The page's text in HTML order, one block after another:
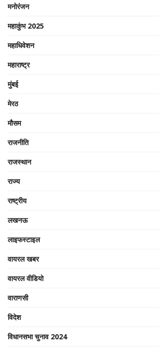
मनोरंजन
महाकुंभ 2025
महाधिवेशन
महाराष्ट्र
मुंबई
मेरठ
मौसम
राजनीति
राजस्थान
राज्य
राष्ट्रीय
लखनऊ
लाइफस्टाइल
वायरल खबर
वायरल वीडियो
वाराणसी
विदेश
विधानसभा चुनाव 2024